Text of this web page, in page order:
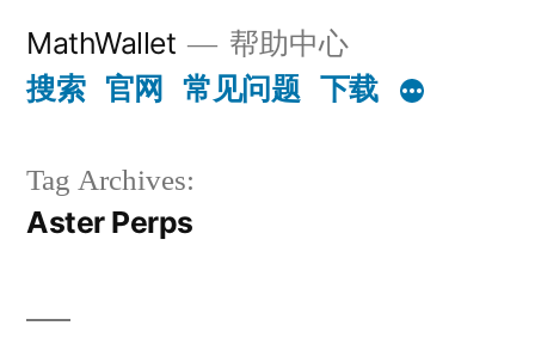
content
MathWallet 帮助中心
搜索 官网 常见问题 下载
Tag Archives:
Aster Perps